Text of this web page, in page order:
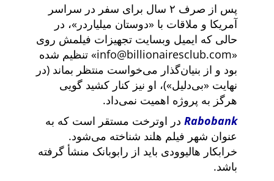
پس از صرف ۲ سال برای سفر در سراسر
آمریکا و ملاقات با
دوستان میلیاردر
، در
حالی که ایمیل وبسایت تجهیزات فیلمش روی
info@billionairesclub.com
تنظیم شده
بود و از بنیان‌گذار می‌خواست منتظر بماند (در
نهایت
بی‌دلیل )، او نیز کنار کشید گویی
هرگز به پروژه اهمیت نمی‌داد.
Rabobank در اوترخت مستقر است که به
عنوان شهر فیلم هلند شناخته می‌شود.
خرابکار هالیوودی باید از رابوبانک منشأ گرفته
باشد.